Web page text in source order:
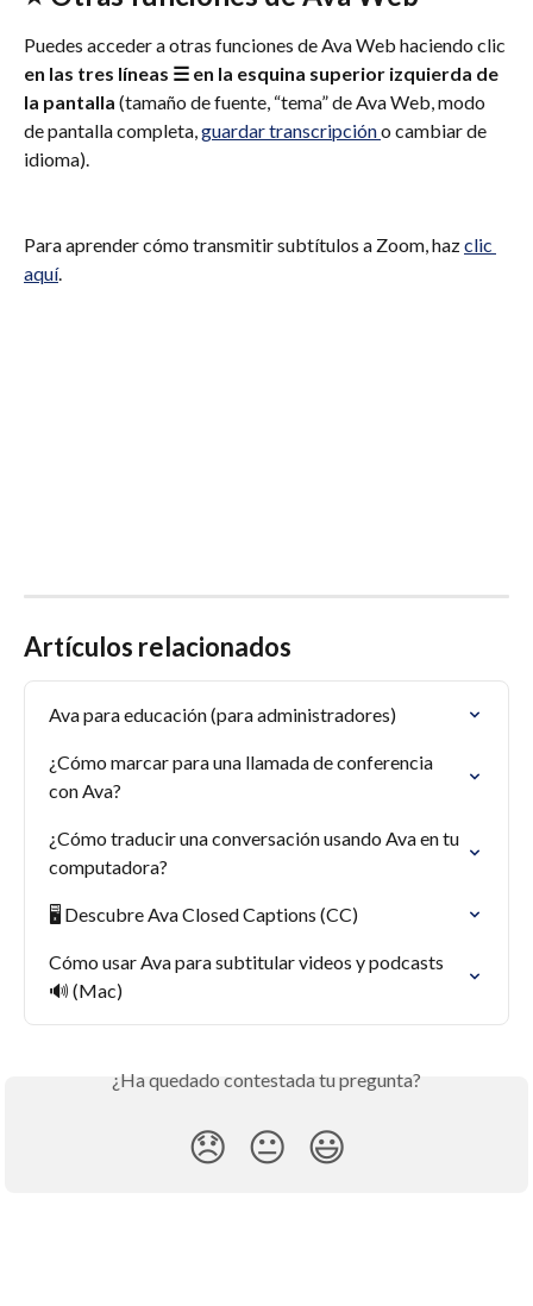
Puedes acceder a otras funciones de Ava Web haciendo clic
en las tres líneas ☰ en la esquina superior izquierda de
la pantalla (tamaño de fuente, “tema” de Ava Web, modo
de pantalla completa, guardar transcripción o cambiar de
idioma).
Para aprender cómo transmitir subtítulos a Zoom, haz clic
aquí.
Artículos relacionados
Ava para educación (para administradores)
¿Cómo marcar para una llamada de conferencia
con Ava?
¿Cómo traducir una conversación usando Ava en tu
computadora?
🖥 Descubre Ava Closed Captions (CC)
Cómo usar Ava para subtitular videos y podcasts
🔊 (Mac)
¿Ha quedado contestada tu pregunta?
😞 😐 😃